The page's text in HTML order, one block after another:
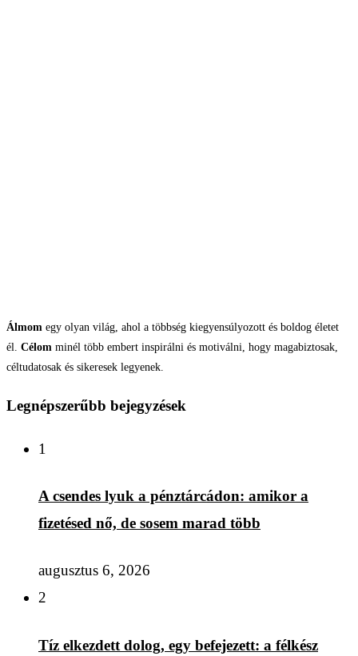
Álmom egy olyan világ, ahol a többség kiegyensúlyozott és boldog életet
él. Célom minél több embert inspirálni és motiválni, hogy magabiztosak,
céltudatosak és sikeresek legyenek.
Legnépszerűbb bejegyzések
1
A csendes lyuk a pénztárcádon: amikor a
fizetésed nő, de sosem marad több
augusztus 6, 2026
2
Tíz elkezdett dolog, egy befejezett: a félkész